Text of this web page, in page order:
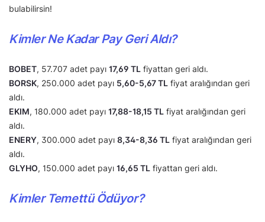
bulabilirsin!
Kimler Ne Kadar Pay Geri Aldı?
BOBET, 57.707 adet payı 17,69 TL fiyattan geri aldı.
BORSK, 250.000 adet payı 5,60-5,67 TL fiyat aralığından geri
aldı.
EKIM, 180.000 adet payı 17,88-18,15 TL fiyat aralığından geri
aldı.
ENERY, 300.000 adet payı 8,34-8,36 TL fiyat aralığından geri
aldı.
GLYHO, 150.000 adet payı 16,65 TL fiyattan geri aldı.
Kimler Temettü Ödüyor?